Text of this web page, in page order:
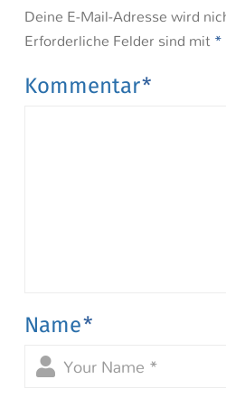
Deine E-Mail-Adresse wird
Erforderliche Felder sind mit*
Kommentar*
Name*